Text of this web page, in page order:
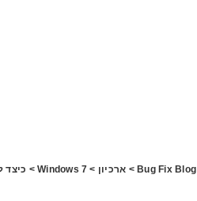
Bug Fix Blog
> ארכיון >
Windows 7
> כיצד